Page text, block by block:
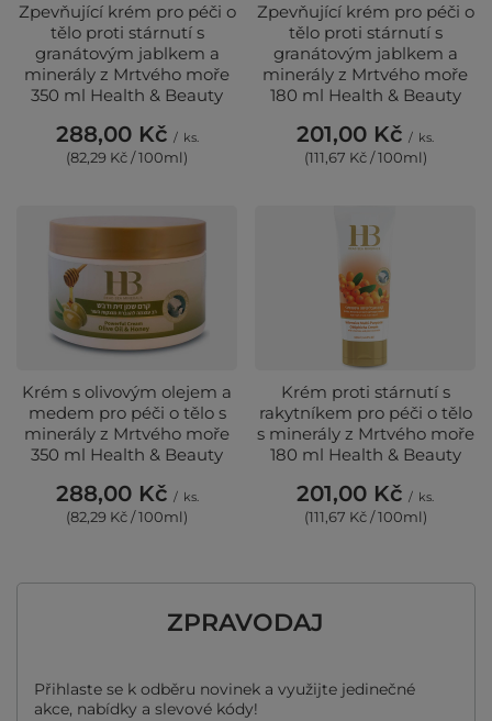
Zpevňující krém pro péči o
tělo proti stárnutí s
granátovým jablkem a
minerály z Mrtvého moře
350 ml Health & Beauty
288,00 Kč / ks.
(82,29 Kč / 100ml)
Zpevňující krém pro péči o
tělo proti stárnutí s
granátovým jablkem a
minerály z Mrtvého moře
180 ml Health & Beauty
201,00 Kč / ks.
(111,67 Kč / 100ml)
Krém s olivovým olejem a
medem pro péči o tělo s
minerály z Mrtvého moře
350 ml Health & Beauty
288,00 Kč / ks.
(82,29 Kč / 100ml)
Krém proti stárnutí s
rakytníkem pro péči o tělo
s minerály z Mrtvého moře
180 ml Health & Beauty
201,00 Kč / ks.
(111,67 Kč / 100ml)
ZPRAVODAJ
Přihlaste se k odběru novinek a využijte jedinečné
akce, nabídky a slevové kódy!